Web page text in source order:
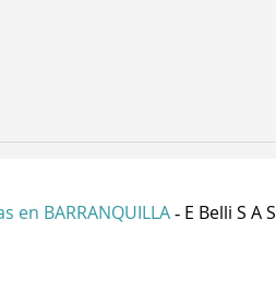
en BARRANQUILLA - E Belli S A S